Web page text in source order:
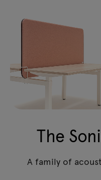
The
A family of